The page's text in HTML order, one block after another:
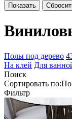
Полы под дерево
На клей Для
Поиск
Сортировать по:По
Фильтр